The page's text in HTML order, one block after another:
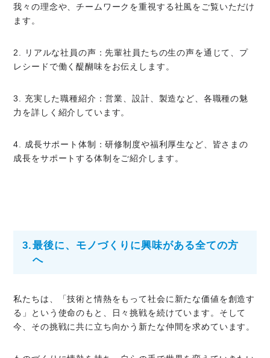
コンセプト
事業内容
社員紹介
ENVIRONMENT
社内環境
採用ブログ
エントリー
我々の理念や、チームワークを重視する社風をご覧いただけ
ます。
2. リアルな社員の声：先輩社員たちの生の声を通じて、プ
レシードで働く醍醐味をお伝えします。
3. 充実した職種紹介：営業、設計、製造など、各職種の魅
力を詳しく紹介しています。
4. 成長サポート体制：研修制度や福利厚生など、皆さまの
成長をサポートする体制をご紹介します。
3.最後に、モノづくりに興味がある全ての方
へ
私たちは、「技術と情熱をもって社会に新たな価値を創造す
る」という使命のもと、日々挑戦を続けています。そして
今、その挑戦に共に立ち向かう新たな仲間を求めています。